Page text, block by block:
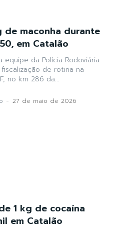
de maconha durante
em Catalão
da Polícia Rodoviária
fiscalização de rotina na
no km 286 da...
- 27 de maio de 2026
1 kg de cocaína
em Catalão